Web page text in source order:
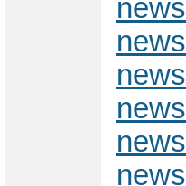
news
news
news
news
news
news